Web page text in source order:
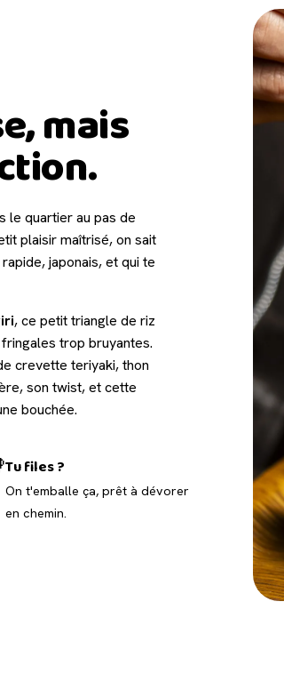
mais
le quartier au pas de
plaisir maîtrisé, on sait
japonais, et qui te
, ce petit triangle de riz
trop bruyantes.
crevette teriyaki, thon
son twist, et cette
bouchée.
Tu files ?
On t'emballe ça, prêt à dévorer
en chemin.